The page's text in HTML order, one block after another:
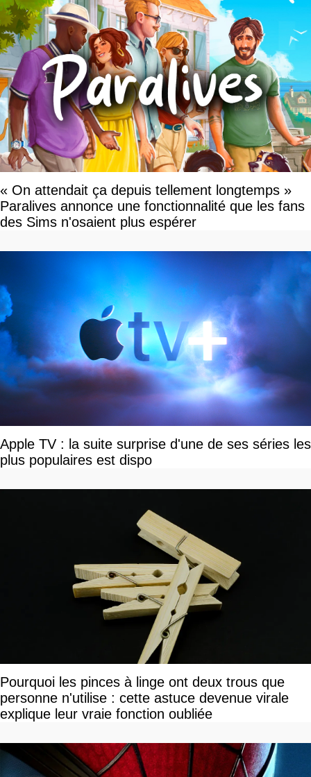
« On attendait ça depuis tellement longtemps »
Paralives annonce une fonctionnalité que les fans
des Sims n'osaient plus espérer
Apple TV : la suite surprise d'une de ses séries les
plus populaires est dispo
Pourquoi les pinces à linge ont deux trous que
personne n'utilise : cette astuce devenue virale
explique leur vraie fonction oubliée